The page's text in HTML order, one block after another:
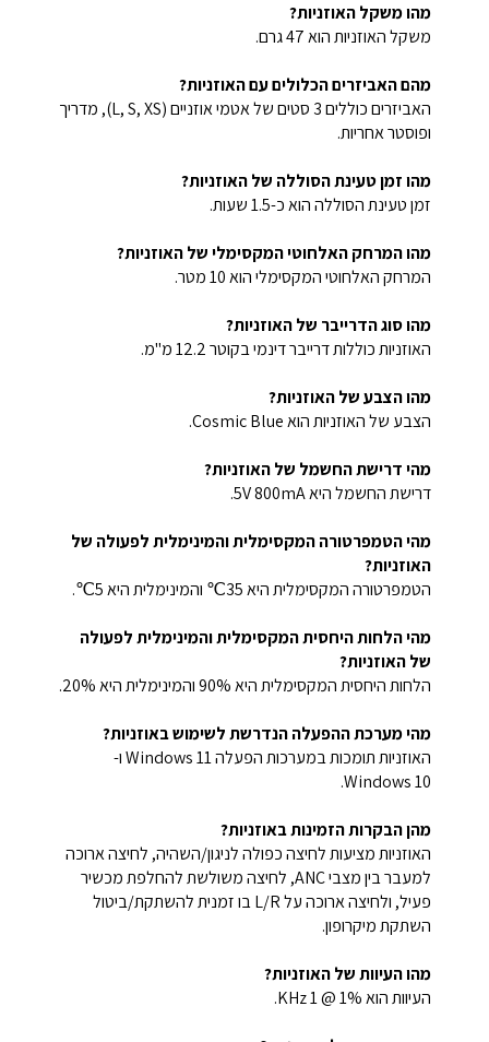
מהו משקל האוזניות?
משקל האוזניות הוא 47 גרם.
מהם האביזרים הכלולים עם האוזניות?
האביזרים כוללים 3 סטים של אטמי אוזניים (L, S, XS), מדריך
ופוסטר אחריות.
מהו זמן טעינת הסוללה של האוזניות?
זמן טעינת הסוללה הוא כ-1.5 שעות.
מהו המרחק האלחוטי המקסימלי של האוזניות?
המרחק האלחוטי המקסימלי הוא 10 מטר.
מהו סוג הדרייבר של האוזניות?
האוזניות כוללות דרייבר דינמי בקוטר 12.2 מ"מ.
מהו הצבע של האוזניות?
הצבע של האוזניות הוא Cosmic Blue.
מהי דרישת החשמל של האוזניות?
דרישת החשמל היא 5V 800mA.
מהי הטמפרטורה המקסימלית והמינימלית לפעולה של
האוזניות?
הטמפרטורה המקסימלית היא 35℃ והמינימלית היא 5℃.
מהי הלחות היחסית המקסימלית והמינימלית לפעולה
של האוזניות?
הלחות היחסית המקסימלית היא 90% והמינימלית היא 20%.
מהי מערכת ההפעלה הנדרשת לשימוש באוזניות?
האוזניות תומכות במערכות הפעלה Windows 11 ו-
Windows 10.
מהן הבקרות הזמינות באוזניות?
האוזניות מציעות לחיצה כפולה לניגון/השהיה, לחיצה ארוכה
למעבר בין מצבי ANC, לחיצה משולשת להחלפת מכשיר
פעיל, ולחיצה ארוכה על L/R בו זמנית להשתקת/ביטול
השתקת מיקרופון.
מהו העיוות של האוזניות?
העיוות הוא 1% @ 1 KHz.